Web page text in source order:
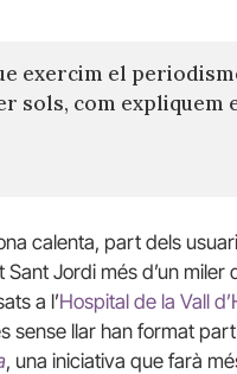
exercim el
sols, com expliquem
calenta, part dels
Jordi més d’un
a l’Hospital de la Vall
sense llar han format
, una iniciativa que farà